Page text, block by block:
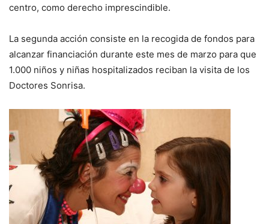
centro, como derecho imprescindible.
La segunda acción consiste en la recogida de fondos para
alcanzar financiación durante este mes de marzo para que
1.000 niños y niñas hospitalizados reciban la visita de los
Doctores Sonrisa.